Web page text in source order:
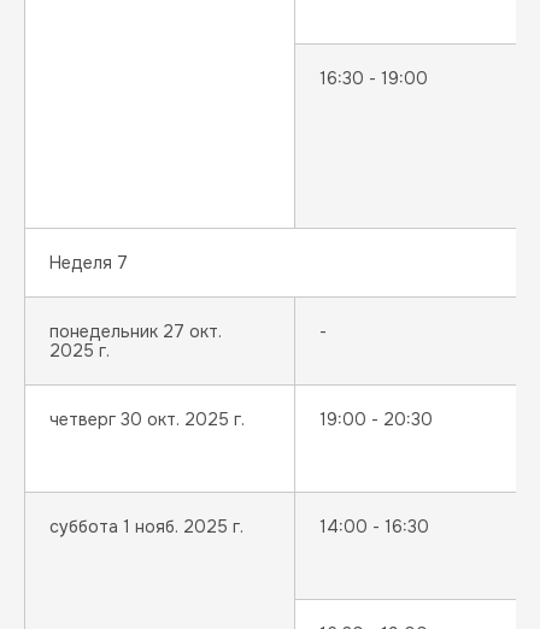
16:30 - 19:00
Неделя 7
понедельник 27 окт.
2025 г.
-
четверг 30 окт. 2025 г. 19:00 - 20:30
суббота 1 нояб. 2025 г. 14:00 - 16:30
на вашем компьютере или любом другом
настройки на вашем устройстве.
конфиденциальности